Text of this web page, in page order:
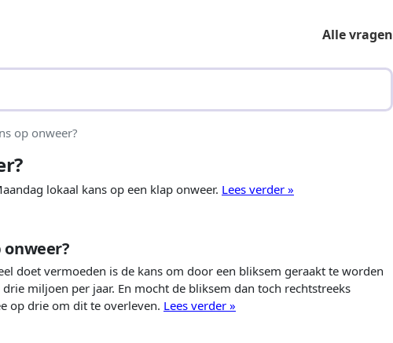
Alle vragen
op onweer?
lokaal kans op een klap onweer. Lees verder »
onweer?
doet vermoeden is de kans om door een bliksem geraakt te worden
miljoen per jaar. En mocht de bliksem dan toch rechtstreeks
op drie om dit te overleven. Lees verder »